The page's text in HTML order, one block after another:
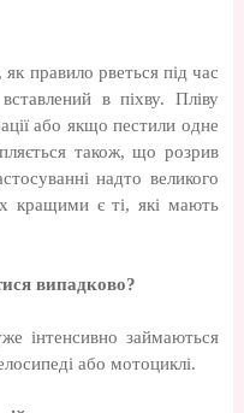
правило рветься під час
в піхву. Пліву
або якщо пестили одне
також, що розрив
надто великого
кращими є ті, які мають
випадково?
інтенсивно займаються
або мотоциклі.